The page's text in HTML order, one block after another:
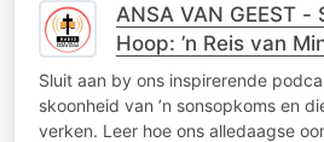
ANSA VAN GEEST -
Hoop: ’n Reis van
Dankbaarheid
Sluit aan by ons inspirerende
skoonheid van ’n sonsopkoms en
verken. Leer hoe ons alledaagse